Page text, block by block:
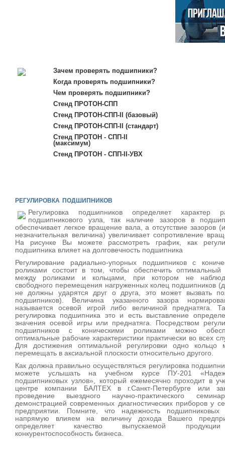
Зачем проверять подшипники?
Когда проверять подшипники?
Чем проверять подшипники?
Стенд ПРОТОН-СПП
Стенд ПРОТОН-СПП-II (базовый)
Стенд ПРОТОН-СПП-II (стандарт)
Стенд ПРОТОН - СПП-II
(максимум)
Стенд ПРОТОН - СПП-II-УВХ
регулировка подшипников
Регулировка подшипников определяет характер
подшипникового узла, так наличие зазоров в
обеспечивает легкое вращение вала, а отсутствие зазоров
незначительная величина) увеличивает сопротивление
На рисунке Вы можете рассмотреть график, как
подшипника влияет на долговечность подшипника
Регулирование радиально-упорных подшипников с
роликами состоит в том, чтобы обеспечить оптимальный
между роликами и кольцами, при котором не
свободного перемещения нагруженных колец подшипников
не должны ударятся друг о друга, это может вызвать
подшипников). Величина указанного зазора
называется осевой игрой либо величиной преднатяга.
регулировка подшипника это и есть выставление
значения осевой игры или преднатяга. Посредством
подшипников с коническими роликами можно
оптимальные рабочие характеристики практически во всех
Для достижения оптимальной регулировки одно кольцо
перемещать в аксиальной плоскости относительно другого.
Как должна правильно осуществляться регулировка
можете услышать на учебном курсе ПУ-201
подшипниковых узлов», который ежемесячно проходит в
центре компании БАЛТЕХ в г.Санкт-Петербурге или
проведение выездного научно-практического
демонстрацией современных диагностических приборов у
предприятии. Помните, что надежность подшипниковых
напрямую влияем на величину дохода Вашего
определяет качество выпускаемой
конкурентоспособность бизнеса.